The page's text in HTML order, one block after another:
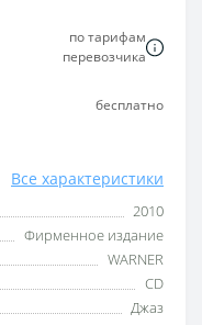
Все характеристики
2010
Фирменное издание
WARNER
CD
Джаз
по тарифам
перевозчика
бесплатно